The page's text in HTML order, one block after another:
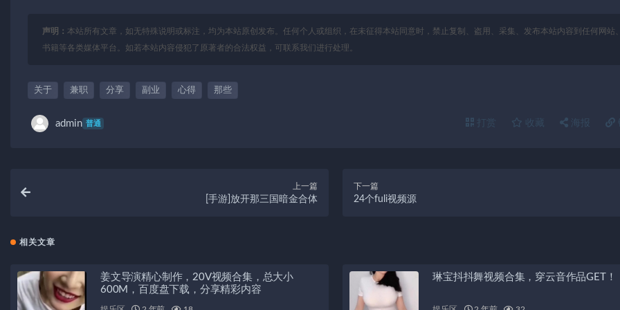
声明： 本站所有文章，如无特殊说明或标注，均为本站原创发布。任何个人或组织，在未征得本站同意时，禁止复制、盗用、采集、发布本站内容到任何网站
书籍等各类媒体平台。如若本站内容侵犯了原著者的合法权益，可联系我们进行处理。
关于 兼职 分享 副业 心得 那些
admin 普通 打赏 收藏 海报
上一篇
[手游]放开那三国暗金合体
下一篇
24个fuli视频源
相关文章
姜文导演精心制作，20V视频合集，总大小
600M，百度盘下载，分享精彩内容
琳宝抖抖舞视频合集，穿云音作品GET！